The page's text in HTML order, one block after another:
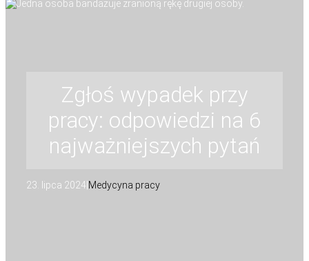
Zgłoś wypadek przy
pracy: odpowiedzi na 6
najważniejszych pytań
23. lipca 2024|Medycyna pracy